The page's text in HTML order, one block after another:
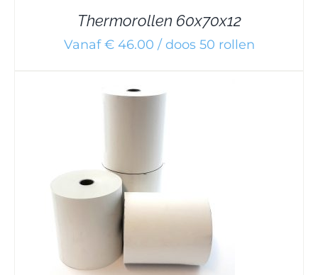
Thermorollen 60x70x12
Vanaf € 46.00 / doos 50 rollen